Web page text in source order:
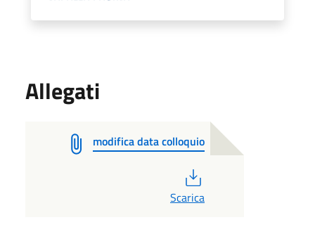
Allegati
modifica data colloquio
Scarica